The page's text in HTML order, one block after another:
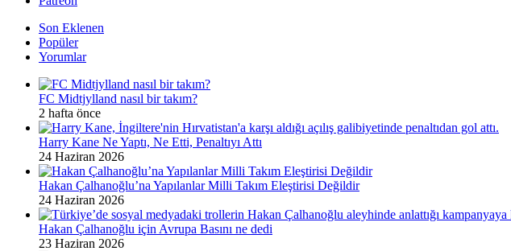
Son Eklenen
Popüler
Yorumlar
FC Midtjylland nasıl bir takım?
2 hafta önce
Harry Kane Ne Yaptı, Ne Etti, Penaltıyı Attı
24 Haziran 2026
Hakan Çalhanoğlu’na Yapılanlar Milli Takım Eleştirisi Değildir
24 Haziran 2026
Hakan Çalhanoğlu için Avrupa Basını ne dedi
23 Haziran 2026